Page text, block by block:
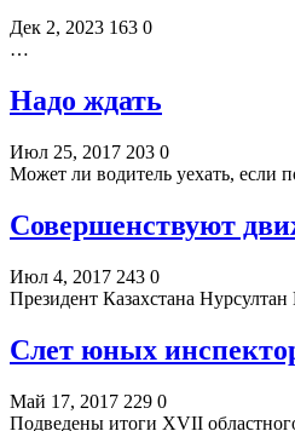
Дек 2, 2023 163 0
…
Надо ждать
Июл 25, 2017 203 0
Может ли водитель уехать, если
Совершенствуют
Июл 4, 2017 243 0
Президент Казахстана
Слет юных
Май 17, 2017 229 0
Подведены итоги XVII